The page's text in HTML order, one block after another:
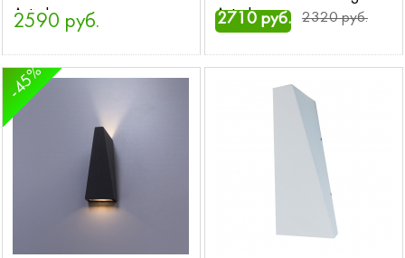
Arte Lamp
2590 руб.
Arte Lamp
2710 руб. 2320 руб.
-45%